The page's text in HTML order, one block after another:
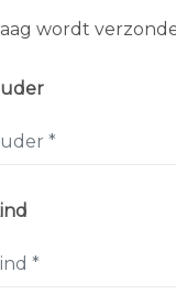
wordt